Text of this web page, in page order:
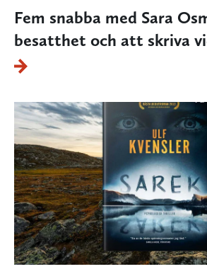
Fem snabba med Sara
besatthet och att skriva